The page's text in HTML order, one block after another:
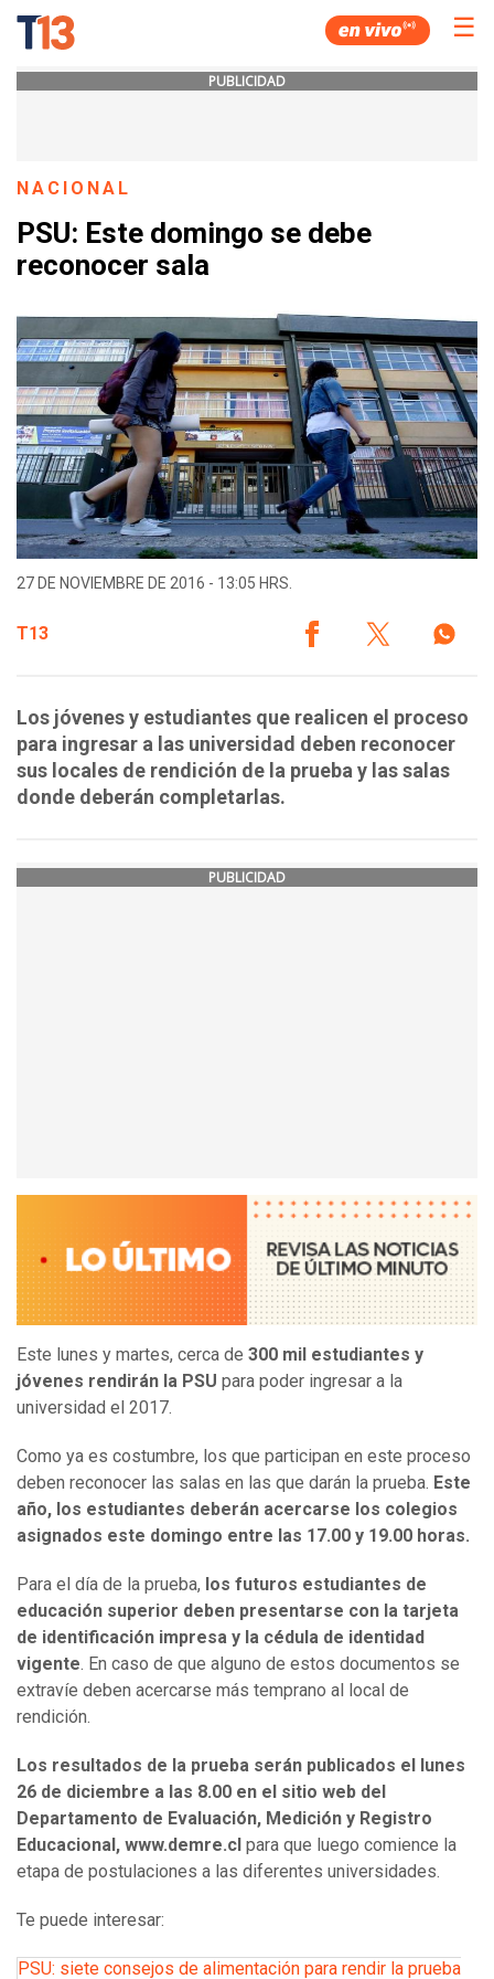
☰
PUBLICIDAD
NACIONAL
PSU: Este domingo se debe
reconocer sala
27 DE NOVIEMBRE DE 2016 - 13:05 HRS.
T13
Los jóvenes y estudiantes que realicen el proceso
para ingresar a las universidad deben reconocer
sus locales de rendición de la prueba y las salas
donde deberán completarlas.
PUBLICIDAD
Este lunes y martes, cerca de 300 mil estudiantes y
jóvenes rendirán la PSU para poder ingresar a la
universidad el 2017.
Como ya es costumbre, los que participan en este proceso
deben reconocer las salas en las que darán la prueba. Este
año, los estudiantes deberán acercarse los colegios
asignados este domingo entre las 17.00 y 19.00 horas.
Para el día de la prueba, los futuros estudiantes de
educación superior deben presentarse con la tarjeta
de identificación impresa y la cédula de identidad
vigente. En caso de que alguno de estos documentos se
extravíe deben acercarse más temprano al local de
rendición.
Los resultados de la prueba serán publicados el lunes
26 de diciembre a las 8.00 en el sitio web del
Departamento de Evaluación, Medición y Registro
Educacional, www.demre.cl para que luego comience la
etapa de postulaciones a las diferentes universidades.
Te puede interesar:
PSU: siete consejos de alimentación para rendir la prueba